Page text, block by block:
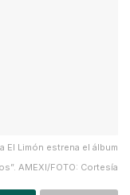
El Limón estrena el álbum
AMEXI/FOTO: Cortesía